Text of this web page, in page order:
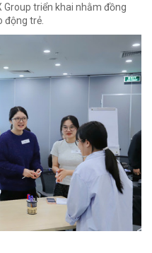
triển khai nhằm đồng
động trẻ.